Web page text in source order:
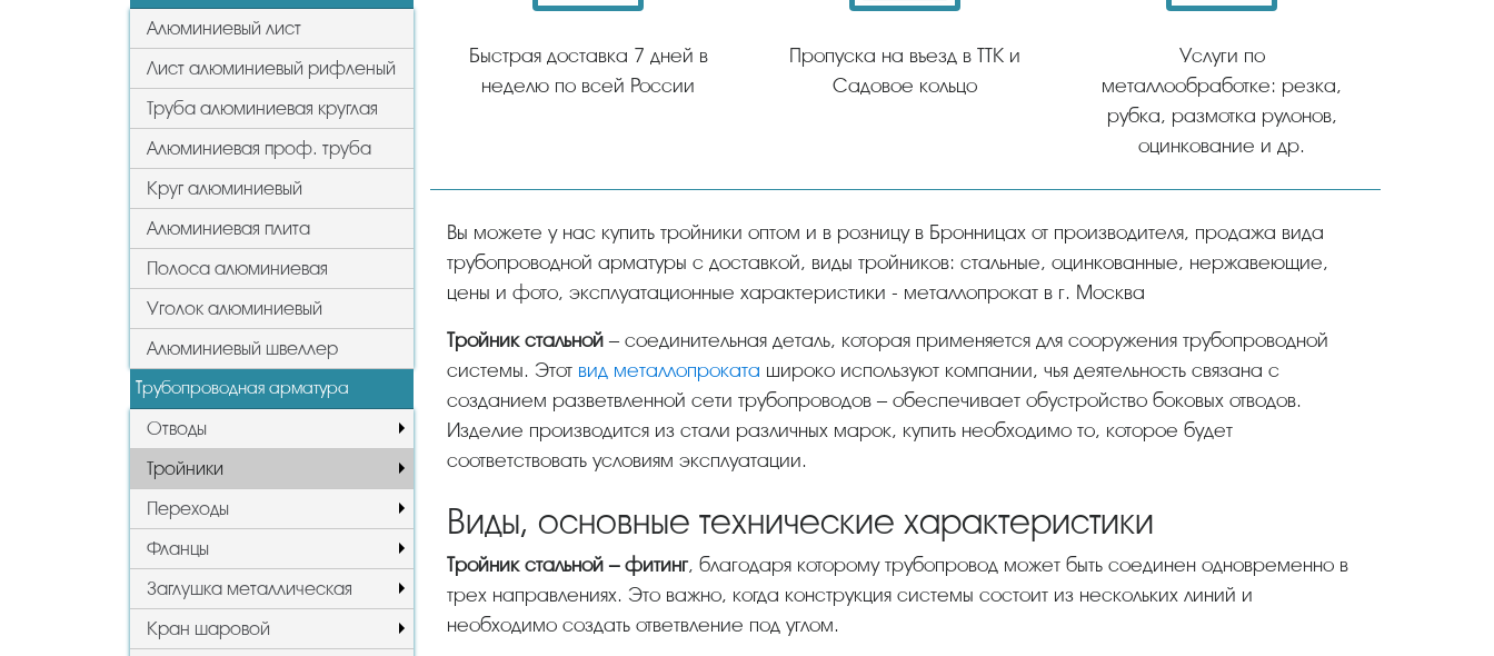
Алюминиевый лист
Лист алюминиевый рифленый
Труба алюминиевая круглая
Алюминиевая проф. труба
Круг алюминиевый
Алюминиевая плита
Полоса алюминиевая
Уголок алюминиевый
Алюминиевый швеллер
Трубопроводная арматура
Отводы
Тройники
Переходы
Фланцы
Заглушка металлическая
Кран шаровой
Быстрая доставка 7 дней в
неделю по всей России
Пропуска на въезд в ТТК и
Садовое кольцо
Услуги по
металлообработке: резка,
рубка, размотка рулонов,
оцинкование и др.
Вы можете у нас купить тройники оптом и в розницу в Бронницах от производителя, продажа вида
трубопроводной арматуры с доставкой, виды тройников: стальные, оцинкованные, нержавеющие,
цены и фото, эксплуатационные характеристики - металлопрокат в г. Москва
Тройник стальной – соединительная деталь, которая применяется для сооружения трубопроводной
системы. Этот вид металлопроката широко используют компании, чья деятельность связана с
созданием разветвленной сети трубопроводов – обеспечивает обустройство боковых отводов.
Изделие производится из стали различных марок, купить необходимо то, которое будет
соответствовать условиям эксплуатации.
Виды, основные технические характеристики
Тройник стальной – фитинг, благодаря которому трубопровод может быть соединен одновременно в
трех направлениях. Это важно, когда конструкция системы состоит из нескольких линий и
необходимо создать ответвление под углом.